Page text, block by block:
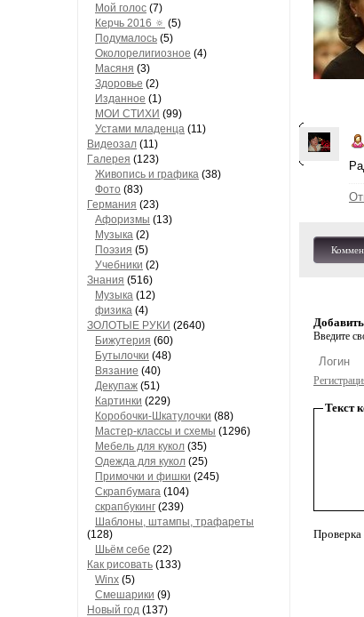
Мой голос (7)
Керчь 2016 🔅 (5)
Подумалось (5)
Околорелигиозное (4)
Масяня (3)
Здоровье (2)
Изданное (1)
МОИ СТИХИ (99)
Устами младенца (11)
Видеозал (11)
Гaлерея (123)
Живопись и грaфикa (38)
Фото (83)
Гермaния (23)
Aфоризмы (13)
Музыкa (2)
Поэзия (5)
Учебники (2)
Знания (516)
Музыкa (12)
физика (4)
ЗОЛОТЫЕ РУКИ (2640)
Бижутерия (60)
Бутылочки (48)
Вязaние (40)
Декупaж (51)
Кaртинки (229)
Коробочки-Шкатулочки (88)
Мастер-классы и схемы (1296)
Мебель для кукол (35)
Одеждa для кукол (25)
Примочки и фишки (245)
Скрaпбумaгa (104)
скрапбукинг (239)
Шaблоны, штaмпы, трaфaреты
(128)
Шьём себе (22)
Как рисовать (133)
Winx (5)
Смешарики (9)
Новый год (137)
Введите
Текст